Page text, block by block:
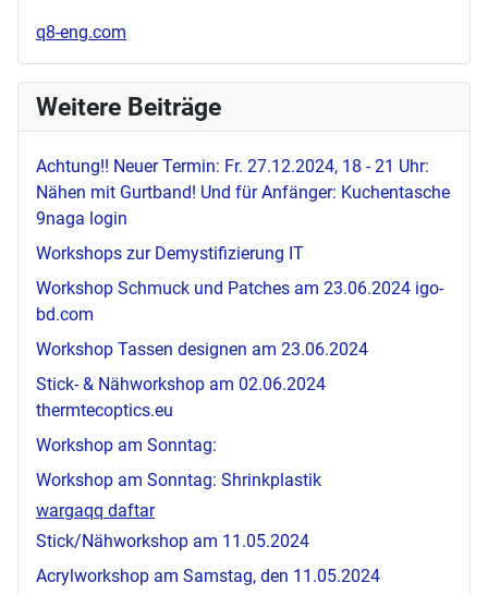
q8-eng.com
Weitere Beiträge
Achtung!! Neuer Termin: Fr. 27.12.2024, 18 - 21 Uhr:
Nähen mit Gurtband! Und für Anfänger: Kuchentasche
9naga login
Workshops zur Demystifizierung IT
Workshop Schmuck und Patches am 23.06.2024 igo-
bd.com
Workshop Tassen designen am 23.06.2024
Stick- & Nähworkshop am 02.06.2024
thermtecoptics.eu
Workshop am Sonntag:
Workshop am Sonntag: Shrinkplastik
wargaqq daftar
Stick/Nähworkshop am 11.05.2024
Acrylworkshop am Samstag, den 11.05.2024